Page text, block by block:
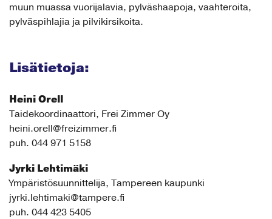
muun muassa vuorijalavia, pylväshaapoja, vaahteroita,
pylväspihlajia ja pilvikirsikoita.
Lisätietoja:
Heini Orell
Taidekoordinaattori, Frei Zimmer Oy
heini.orell@freizimmer.fi
puh. 044 971 5158
Jyrki Lehtimäki
Ympäristösuunnittelija, Tampereen kaupunki
jyrki.lehtimaki@tampere.fi
puh. 044 423 5405